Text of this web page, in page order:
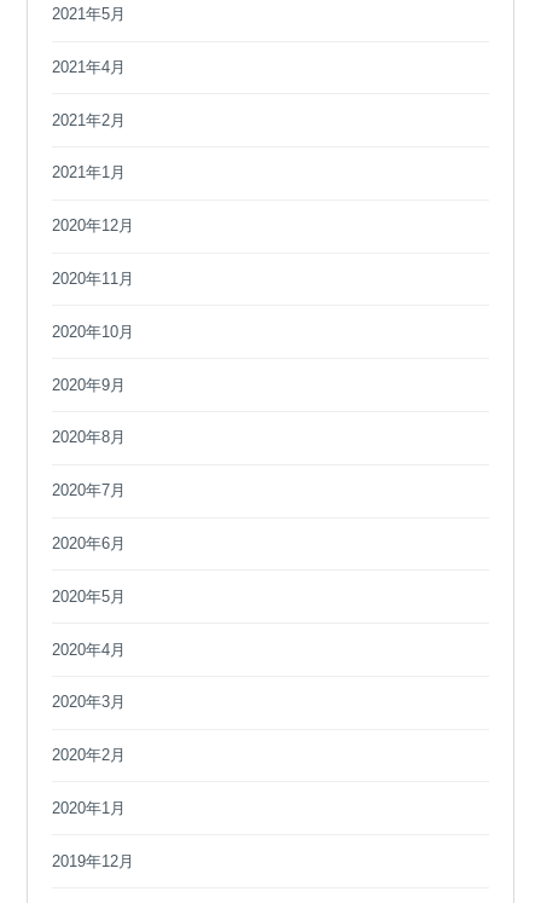
2021年5月
2021年4月
2021年2月
2021年1月
2020年12月
2020年11月
2020年10月
2020年9月
2020年8月
2020年7月
2020年6月
2020年5月
2020年4月
2020年3月
2020年2月
2020年1月
2019年12月